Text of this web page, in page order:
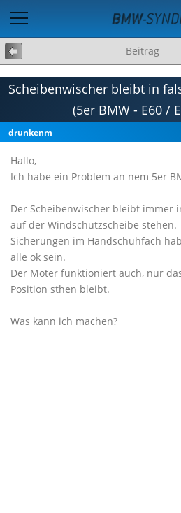
Beitrag
Scheibenwischer bleibt in
(5er BMW - E60 /
drunkenm
Hallo,
Ich habe ein Problem an nem 5er
Der Scheibenwischer bleibt immer
auf der Windschutzscheibe stehen.
Sicherungen im Handschuhfach
alle ok sein.
Der Moter funktioniert auch, nur
Position sthen bleibt.
Was kann ich machen?